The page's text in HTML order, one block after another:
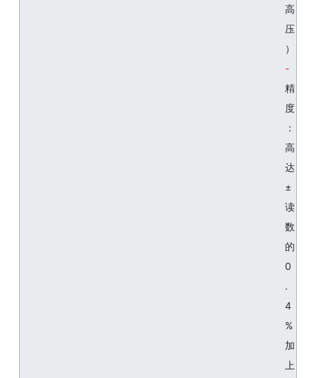
高
压
）
精
度
：
高
达
±
读
数
的
0
.
4
%
加
上